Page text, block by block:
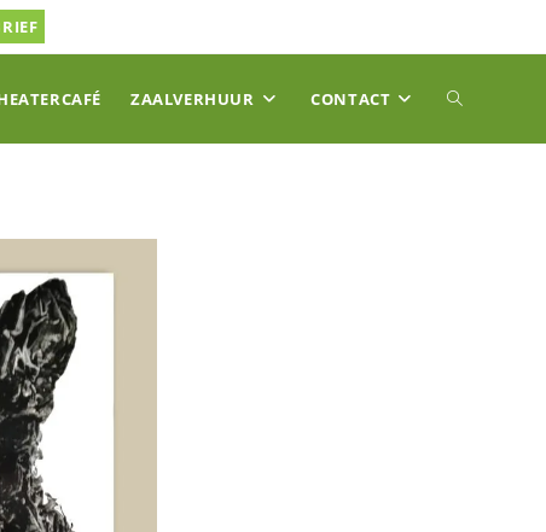
ZAALVERHUUR CONTACT TOGGLE